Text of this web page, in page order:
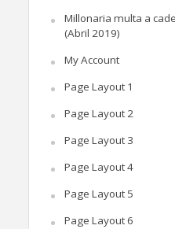
Millonaria multa a
(Abril 2019)
My Account
Page Layout 1
Page Layout 2
Page Layout 3
Page Layout 4
Page Layout 5
Page Layout 6